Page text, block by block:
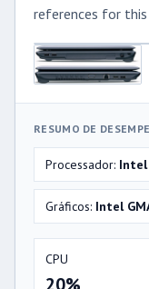
references for
RESUMO DE
Processador: Intel
Gráficos: Intel
CPU